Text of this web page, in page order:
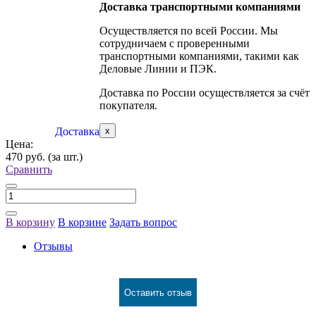
Доставка
Доставка транспортными компаниями
Осуществляется по всей России. Мы
сотрудничаем с проверенными
транспортными компаниями, такими как
Деловые Линии и ПЭК.
Доставка по России осуществляется за счёт
покупателя.
x
Цена:
470 руб. (за шт.)
Сравнить
В корзину В корзине Задать вопрос
Отзывы
Оставить отзыв